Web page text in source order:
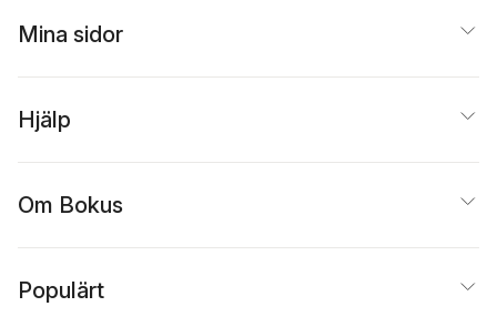
Mina sidor
Hjälp
Om Bokus
Populärt